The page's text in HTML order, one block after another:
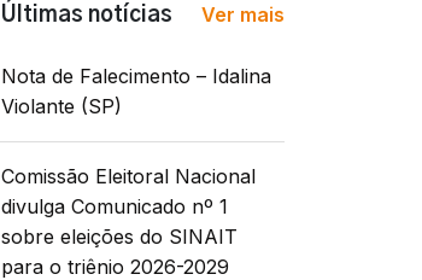
Últimas notícias Ver mais
Nota de Falecimento – Idalina
Violante (SP)
Comissão Eleitoral Nacional
divulga Comunicado nº 1
sobre eleições do SINAIT
para o triênio 2026-2029